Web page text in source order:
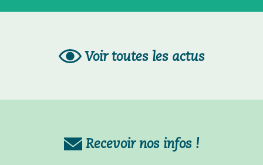
Voir toutes les actus
Recevoir nos infos !